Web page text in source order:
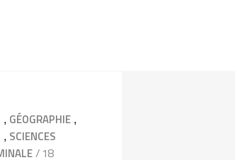
, GÉOGRAPHIE ,
, SCIENCES
/ 18